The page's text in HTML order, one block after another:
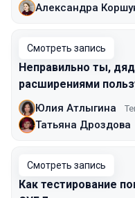
Александра
Смотреть запись
Неправильно ты,
расширениями
Юлия Атлыгина
Татьяна Дроздова
Смотреть запись
Как тестирование